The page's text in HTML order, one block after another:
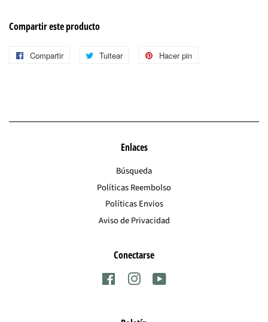
Compartir este producto
Compartir
CompartirTuitear
Tuitear
Hacer pin
Enlaces
Búsqueda
Políticas Reembolso
Políticas Envios
Aviso de Privacidad
Conectarse
FacebookInstagram